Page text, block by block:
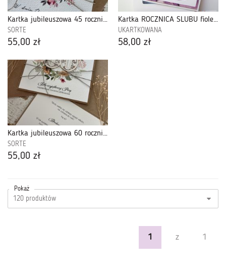
Kartka jubileuszowa 45 rocznica ślubu
SORTE
55,00 zł
Kartka ROCZNICA ŚLUBU fioletowo-złocista
UKARTKOWANA
58,00 zł
Kartka jubileuszowa 60 rocznica ślubu KRSZ-099
SORTE
55,00 zł
Pokaż
1 z 1